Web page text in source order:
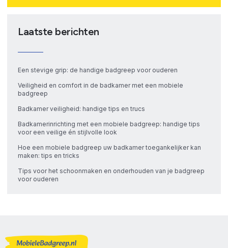
Laatste berichten
Een stevige grip: de handige badgreep voor ouderen
Veiligheid en comfort in de badkamer met een mobiele
badgreep
Badkamer veiligheid: handige tips en trucs
Badkamerinrichting met een mobiele badgreep: handige tips
voor een veilige én stijlvolle look
Hoe een mobiele badgreep uw badkamer toegankelijker kan
maken: tips en tricks
Tips voor het schoonmaken en onderhouden van je badgreep
voor ouderen